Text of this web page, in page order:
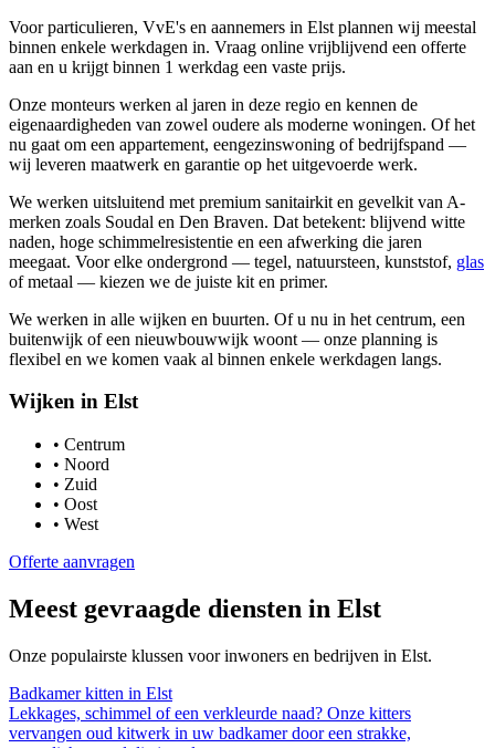
Voor particulieren, VvE's en aannemers in Elst plannen wij meestal
binnen enkele werkdagen in. Vraag online vrijblijvend een offerte
aan en u krijgt binnen 1 werkdag een vaste prijs.
Onze monteurs werken al jaren in deze regio en kennen de
eigenaardigheden van zowel oudere als moderne woningen. Of het
nu gaat om een appartement, eengezinswoning of bedrijfspand —
wij leveren maatwerk en garantie op het uitgevoerde werk.
We werken uitsluitend met premium sanitairkit en gevelkit van A-
merken zoals Soudal en Den Braven. Dat betekent: blijvend witte
naden, hoge schimmelresistentie en een afwerking die jaren
meegaat. Voor elke ondergrond — tegel, natuursteen, kunststof, glas
of metaal — kiezen we de juiste kit en primer.
We werken in alle wijken en buurten. Of u nu in het centrum, een
buitenwijk of een nieuwbouwwijk woont — onze planning is
flexibel en we komen vaak al binnen enkele werkdagen langs.
Wijken in Elst
• Centrum
• Noord
• Zuid
• Oost
• West
Offerte aanvragen
Meest gevraagde diensten in Elst
Onze populairste klussen voor inwoners en bedrijven in Elst.
Badkamer kitten in Elst
Lekkages, schimmel of een verkleurde naad? Onze kitters
vervangen oud kitwerk in uw badkamer door een strakke,